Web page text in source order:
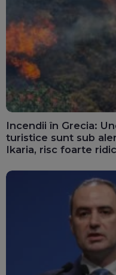
Incendii în Grecia:
turistice sunt sub
Ikaria, risc foarte